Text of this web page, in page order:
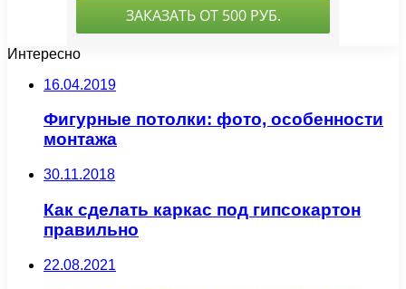
Интересно
16.04.2019
Фигурные потолки: фото, особенности
монтажа
30.11.2018
Как сделать каркас под гипсокартон
правильно
22.08.2021